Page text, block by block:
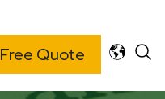
Free Quote